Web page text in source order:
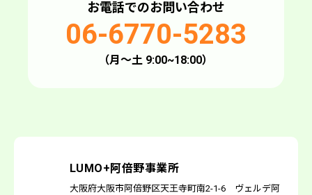
お電話でのお問い合わせ
06-6770-5283
（月〜土 9:00~18:00）
LUMO+阿倍野事業所
大阪府大阪市阿倍野区天王寺町南2-1-6 ヴェルデ阿